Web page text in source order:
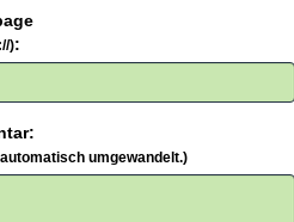
):
umgewandelt.)